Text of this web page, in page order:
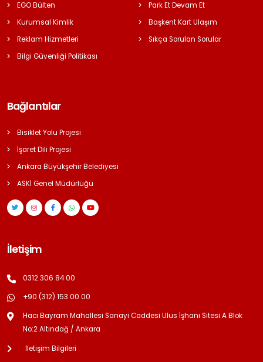
EGO Bülten
Kurumsal Kimlik
Reklam Hizmetleri
Bilgi Güvenliği Politikası
Park Et Devam Et
Başkent Kart Ulaşım
Sıkça Sorulan Sorular
Bağlantılar
Bisiklet Yolu Projesi
İşaret Dili Projesi
Ankara Büyükşehir Belediyesi
ASKİ Genel Müdürlüğü
İletişim
0312 306 84 00
+90 (312) 153 00 00
Hacı Bayram Mahallesi Sanayi Caddesi Ulus İşhanı Sitesi A Blok
No:2 Altındağ / Ankara
İletişim Bilgileri